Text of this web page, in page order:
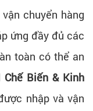
chuyển hàng
ứng đầy đủ các
toàn có thể an
Chế Biến & Kinh
nhập và vận